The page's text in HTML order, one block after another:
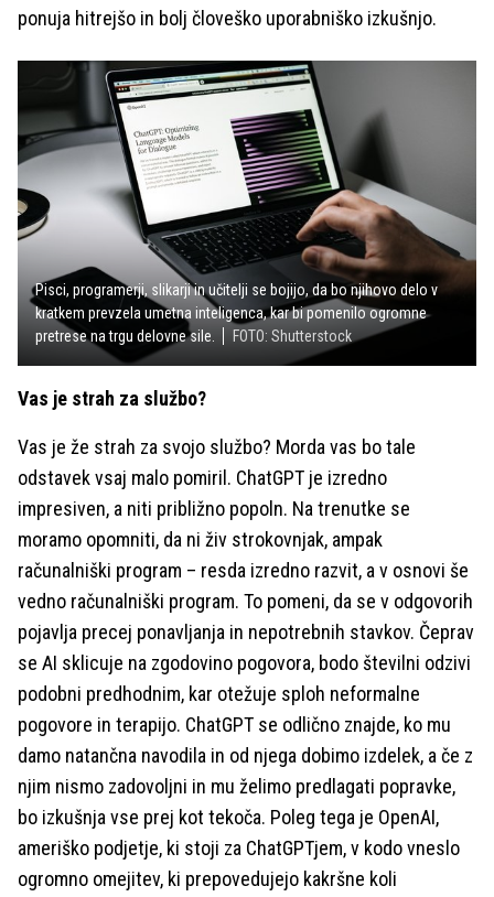
ponuja hitrejšo in bolj človeško uporabniško izkušnjo.
Pisci, programerji, slikarji in učitelji se bojijo, da bo njihovo delo v
kratkem prevzela umetna inteligenca, kar bi pomenilo ogromne
pretrese na trgu delovne sile.
FOTO: Shutterstock
Vas je strah za službo?
Vas je že strah za svojo službo? Morda vas bo tale
odstavek vsaj malo pomiril. ChatGPT je izredno
impresiven, a niti približno popoln. Na trenutke se
moramo opomniti, da ni živ strokovnjak, ampak
računalniški program – resda izredno razvit, a v osnovi še
vedno računalniški program. To pomeni, da se v odgovorih
pojavlja precej ponavljanja in nepotrebnih stavkov. Čeprav
se AI sklicuje na zgodovino pogovora, bodo številni odzivi
podobni predhodnim, kar otežuje sploh neformalne
pogovore in terapijo. ChatGPT se odlično znajde, ko mu
damo natančna navodila in od njega dobimo izdelek, a če z
njim nismo zadovoljni in mu želimo predlagati popravke,
bo izkušnja vse prej kot tekoča. Poleg tega je OpenAI,
ameriško podjetje, ki stoji za ChatGPTjem, v kodo vneslo
ogromno omejitev, ki prepovedujejo kakršne koli